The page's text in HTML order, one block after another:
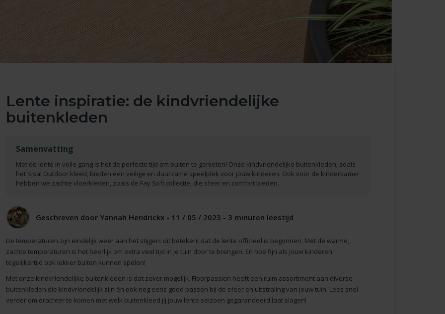
Lente inspiratie: de kindvriendelijke
buitenkleden
Samenvatting
Met de lente in volle gang is het de perfecte tijd om buiten te genieten! Onze kindvriendelijke buitenkleden, zoals
het Sisal Outdoor kleed, bieden een veilige en duurzame speelplek voor jouw kinderen. Ook voor de kinderkamer
hebben we zachte vloerkleden, zoals de Fay Soft collectie, die sfeer en comfort bieden.
Geschreven door Yannah Hendrickx - 11 / 05 / 2023 - 3 minuten leestijd
De temperaturen zijn eindelijk weer aan het stijgen: dit betekent dat de lente officieel is begonnen. Met de warme,
zachte temperaturen is het heerlijk om extra veel tijd in je tuin door te brengen. En hoe fijn als jouw kinderen
tegelijkertijd ook lekker buiten kunnen spelen!
Met onze kindvriendelijke buitenkleden is dat zeker mogelijk. Floorpassion heeft een ruim assortiment aan diverse
buitenkleden die kindvriendelijk zijn én ook nog eens goed passen bij de sfeer en uitstraling van jouw tuin. Lees snel
verder om erachter te komen met welk buitenkleed jij jouw lente seizoen gegarandeerd laat slagen!